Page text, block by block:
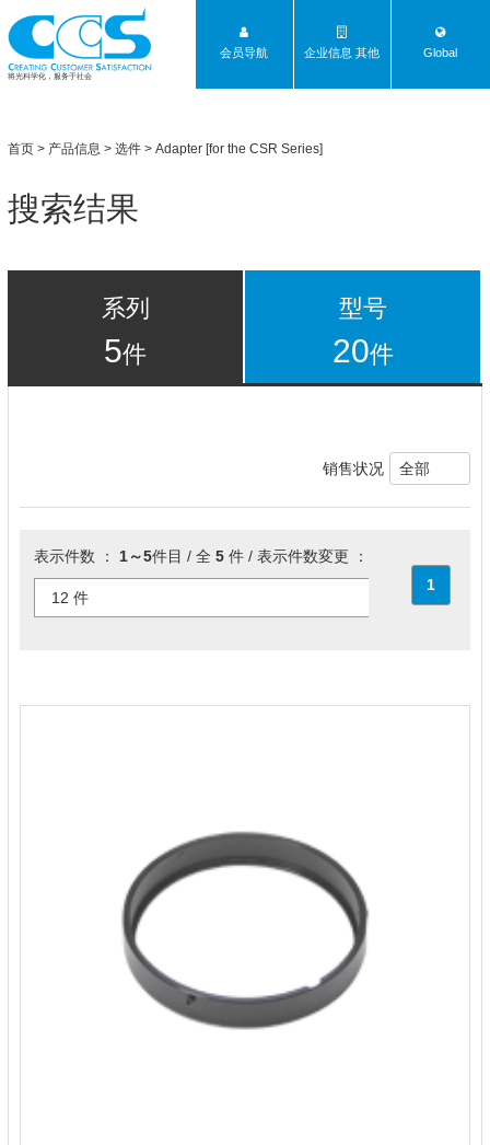
将光科学化，服务于社会
会员导航 企业信息 其他 Global
首页 > 产品信息 > 选件 > Adapter [for the CSR Series]
搜索结果
系列
5件
型号
20件
销售状况
表示件数 ： 1～5件目 / 全 5 件 / 表示件数変更 ：
1